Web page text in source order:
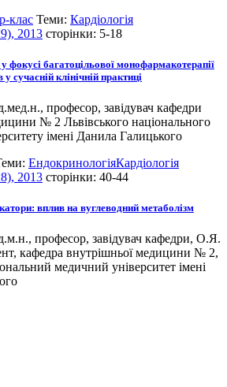
клас Теми: Кардіологія
2013 сторінки: 5-18
фокусі багатоцільової монофармакотерапії
сучасній клінічній практиці
професор, завідувач кафедри
№ 2 Львівського національного
імені Данила Галицького
ЕндокринологіяКардіологія
2013 сторінки: 40-44
вплив на вуглеводний метаболізм
професор, завідувач кафедри, О.Я.
кафедра внутрішньої медицини № 2,
медичний університет імені